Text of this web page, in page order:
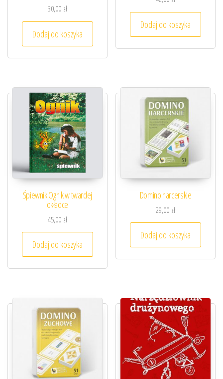
30,00 zł
Dodaj do koszyka
Dodaj do koszyka
Śpiewnik Ognik w twardej
okładce
45,00 zł
Dodaj do koszyka
Domino harcerskie
29,00 zł
Dodaj do koszyka